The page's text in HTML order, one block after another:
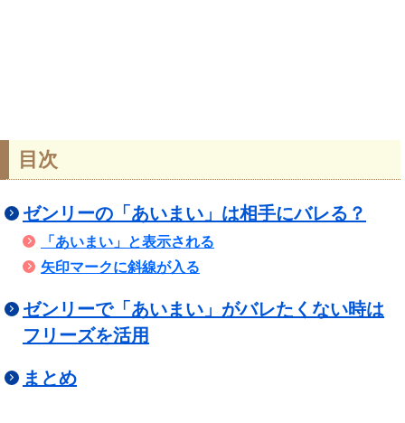
目次
ゼンリーの「あいまい」は相手にバレる？
「あいまい」と表示される
矢印マークに斜線が入る
ゼンリーで「あいまい」がバレたくない時は
フリーズを活用
まとめ